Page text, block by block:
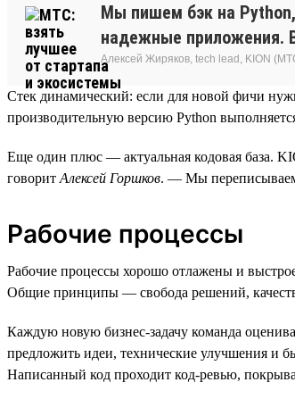
Мы пишем бэк на
надежные приложения.
Алексей Жиряков, tech lead, KION
Стек динамический: если для новой фичи
производительную версию Python
Еще один плюс — актуальная кодовая база.
говорит Алексей Горшков. — Мы переписываем
Рабочие процессы
Рабочие процессы хорошо отлажены и
Общие принципы — свобода решений,
Каждую новую бизнес-задачу команда
предложить идеи, технические улучшения и
Написанный код проходит код-ревью,